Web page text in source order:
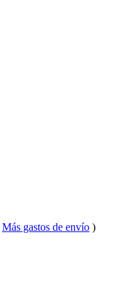
Más gastos de envío )